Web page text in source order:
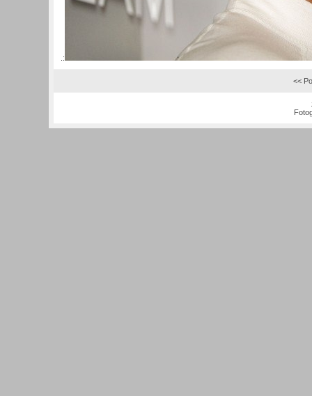
.:
<<